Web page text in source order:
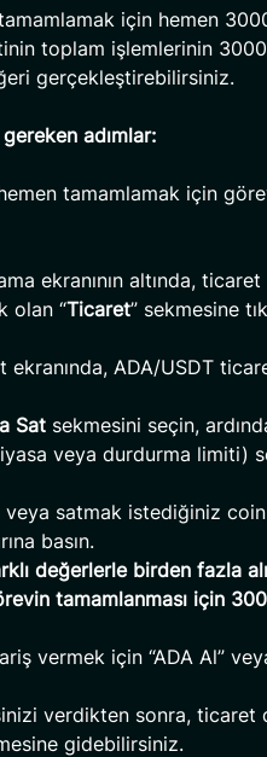
tamamlamak için hemen
toplam işlemlerinin
gerçekleştirebilirsiniz.
adımlar:
tamamlamak için
ekranının altında,
olan “Ticaret” sekmesine
ekranında, ADA/USDT
Sat sekmesini seçin,
veya durdurma limiti)
veya satmak istediğiniz
basın.
değerlerle birden fazla
tamamlanması için
vermek için “ADA Al”
verdikten sonra, ticaret
gidebilirsiniz.